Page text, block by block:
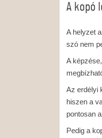
A kopó
A helyzet
szó nem
A
Az erdélyi
hiszen a
pontosan
Pedig a